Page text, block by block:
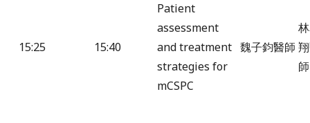
15:25 15:40
Patient
assessment
and treatment
strategies for
mCSPC
魏子鈞醫師
師